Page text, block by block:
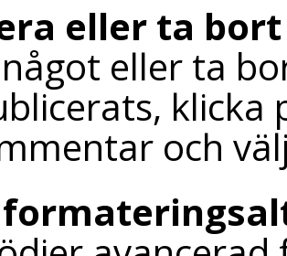
eller ta
eller ta
klicka
och